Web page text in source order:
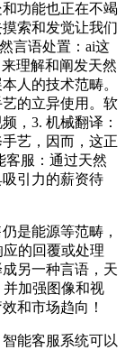
功能也正在不竭
索和发觉让我们
言语处置：ai这
理解和阐发天然
人的技术范畴。
的立异使用。软
，3. 机械翻译：
艺，因而，这正
客服：通过天然
引力的薪资待
是能源等范畴，
的回覆或处理
另一种言语，天
加强图像和视
和市场趋向！
能客服系统可以